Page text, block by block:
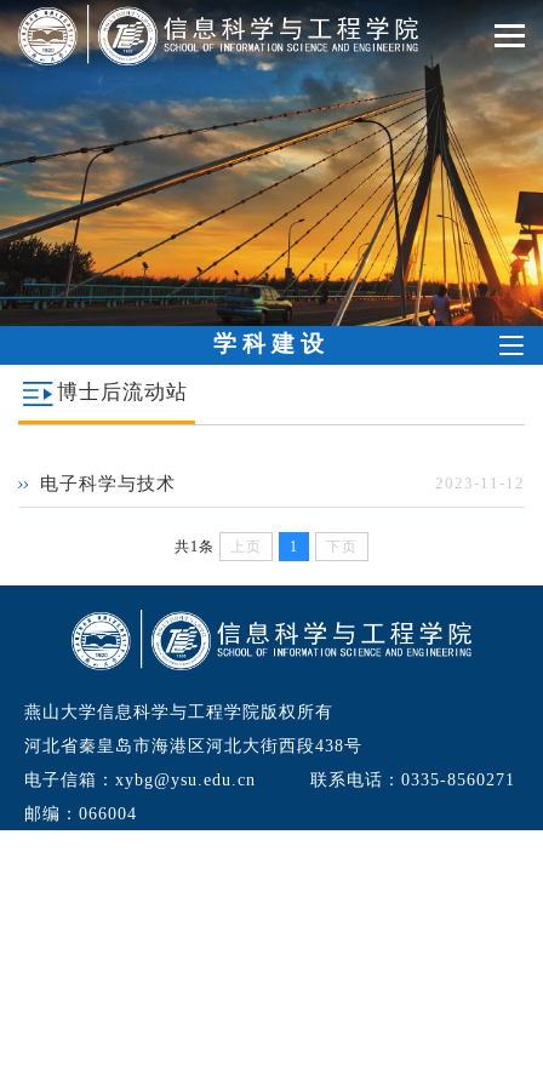
学科建设
博士后流动站
2023-11-12
电子科学与技术
共1条 上页 1 下页
燕山大学信息科学与工程学院版权所有
河北省秦皇岛市海港区河北大街西段438号
电子信箱：xybg@ysu.edu.cn
联系电话：0335-8560271
邮编：066004